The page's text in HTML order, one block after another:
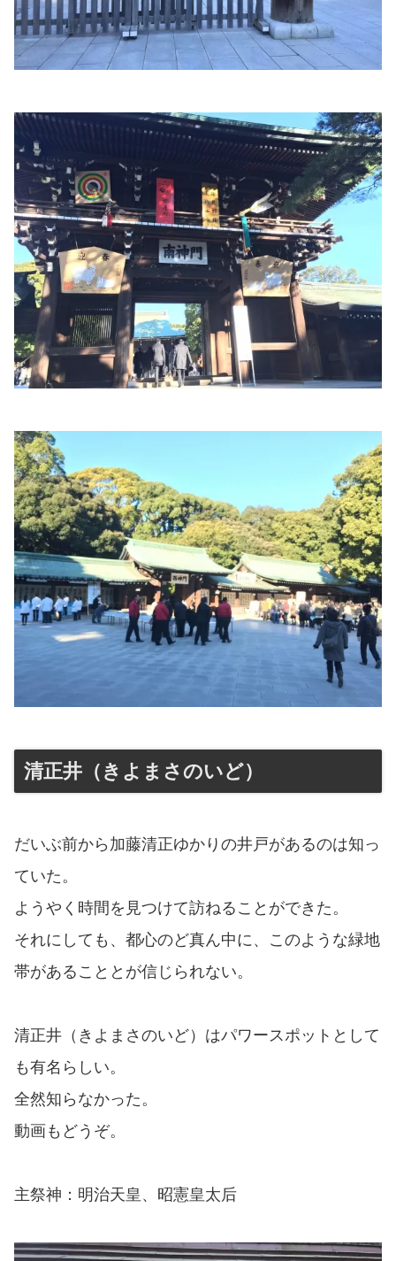
清正井（きよまさのいど）
だいぶ前から加藤清正ゆかりの井戸があるのは知っ
ていた。
ようやく時間を見つけて訪ねることができた。
それにしても、都心のど真ん中に、このような緑地
帯があることとが信じられない。
清正井（きよまさのいど）はパワースポットとして
も有名らしい。
全然知らなかった。
動画もどうぞ。
主祭神：明治天皇、昭憲皇太后